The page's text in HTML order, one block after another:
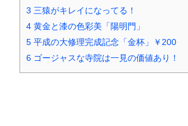
3 三猿がキレイになってる！
4黄金と漆の色彩美「陽明門」
5平成の大修理完成記念「金杯」￥200
6ゴージャスな寺院は一見の価値あり！